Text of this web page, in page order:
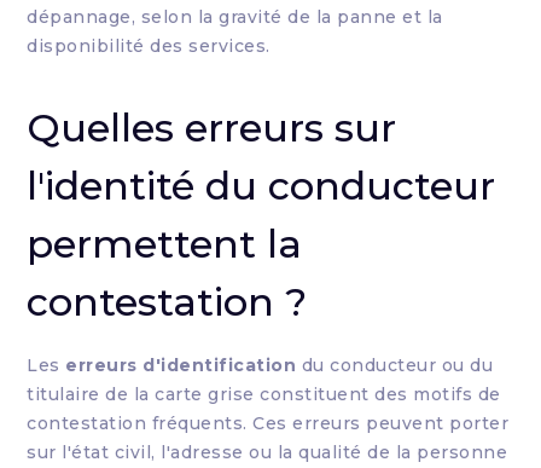
dépannage, selon la gravité de la panne et la
disponibilité des services.
Quelles erreurs sur
l'identité du conducteur
permettent la
contestation ?
Les erreurs d'identification du conducteur ou du
titulaire de la carte grise constituent des motifs de
contestation fréquents. Ces erreurs peuvent porter
sur l'état civil, l'adresse ou la qualité de la personne